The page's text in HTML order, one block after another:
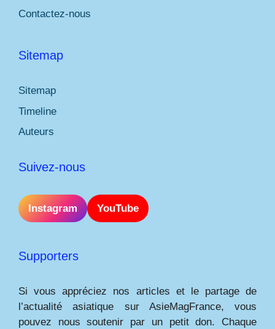
Contactez-nous
Sitemap
Sitemap
Timeline
Auteurs
Suivez-nous
Instagram YouTube
Supporters
Si vous appréciez nos articles et le partage de
l’actualité asiatique sur AsieMagFrance, vous
pouvez nous soutenir par un petit don. Chaque